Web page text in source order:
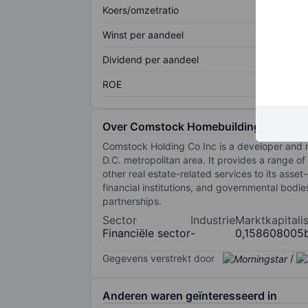
Koers/omzetratio
Winst per aandeel
Dividend per aandeel
ROE
Over Comstock Homebuilding
Comstock Holding Co Inc is a developer
D.C. metropolitan area. It provides a range
other real estate-related services to its
financial institutions, and governmental
partnerships.
Sector
Financiële sector
Industrie
-
Gegevens verstrekt door /
Anderen waren geïnteresseerd in